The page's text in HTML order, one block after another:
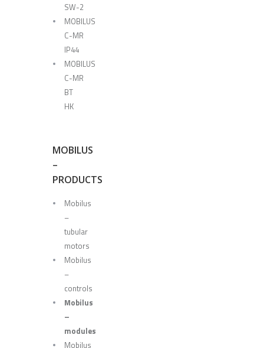
SW-2
MOBILUS
C-MR
IP44
MOBILUS
C-MR
BT
HK
MOBILUS
–
PRODUCTS
Mobilus
–
tubular
motors
Mobilus
–
controls
Mobilus
–
modules
Mobilus